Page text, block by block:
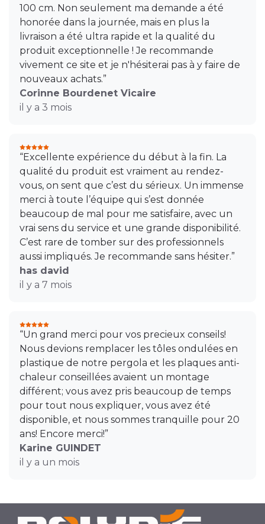
100 cm. Non seulement ma demande a été
honorée dans la journée, mais en plus la
livraison a été ultra rapide et la qualité du
produit exceptionnelle ! Je recommande
vivement ce site et je n'hésiterai pas à y faire de
nouveaux achats.”
Corinne Bourdenet Vicaire
il y a 3 mois
“Excellente expérience du début à la fin. La
qualité du produit est vraiment au rendez-
vous, on sent que c’est du sérieux. Un immense
merci à toute l’équipe qui s’est donnée
beaucoup de mal pour me satisfaire, avec un
vrai sens du service et une grande disponibilité.
C’est rare de tomber sur des professionnels
aussi impliqués. Je recommande sans hésiter.”
has david
il y a 7 mois
“Un grand merci pour vos precieux conseils!
Nous devions remplacer les tôles ondulées en
plastique de notre pergola et les plaques anti-
chaleur conseillées avaient un montage
différent; vous avez pris beaucoup de temps
pour tout nous expliquer, vous avez été
disponible, et nous sommes tranquille pour 20
ans! Encore merci!”
Karine GUINDET
il y a un mois